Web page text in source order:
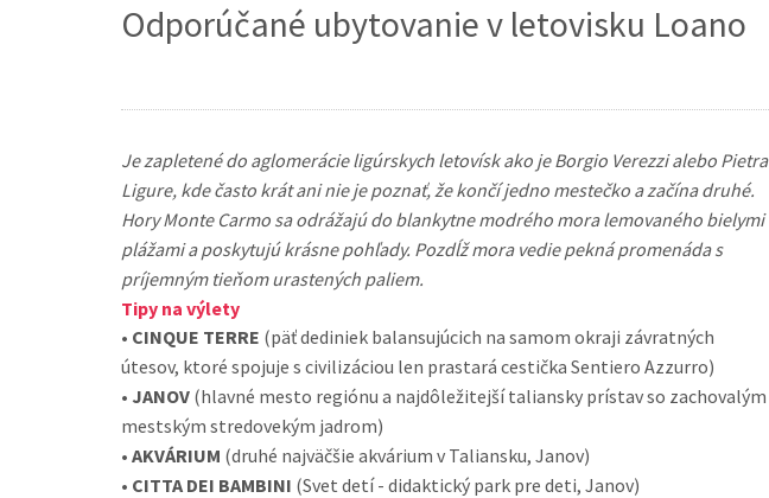
Odporúčané ubytovanie v letovisku Loano
Je zapletené do aglomerácie ligúrskych letovísk ako je Borgio Verezzi alebo Pietra
Ligure, kde často krát ani nie je poznať, že končí jedno mestečko a začína druhé.
Hory Monte Carmo sa odrážajú do blankytne modrého mora lemovaného bielymi
plážami a poskytujú krásne pohľady. Pozdĺž mora vedie pekná promenáda s
príjemným tieňom urastených paliem.
Tipy na výlety
• CINQUE TERRE (päť dediniek balansujúcich na samom okraji závratných
útesov, ktoré spojuje s civilizáciou len prastará cestička Sentiero Azzurro)
• JANOV (hlavné mesto regiónu a najdôležitejší taliansky prístav so zachovalým
mestským stredovekým jadrom)
• AKVÁRIUM (druhé najväčšie akvárium v Taliansku, Janov)
• CITTA DEI BAMBINI (Svet detí - didaktický park pre deti, Janov)